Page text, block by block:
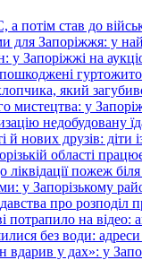
став до
для Запоріжжя: у
у Запоріжжі на
який
мистецтва: у
недобудовану
й нових друзів:
області
ліквідації пожеж
у Запорізькому
про
потрапило на відео:
без води: адреси
вдарив у дах»: у